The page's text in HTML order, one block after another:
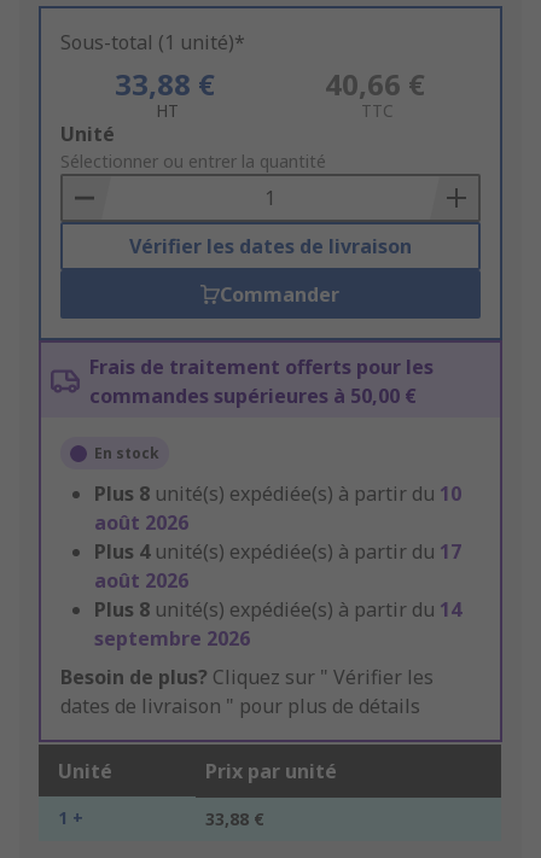
Sous-total (1 unité)*
33,88 €
HT
40,66 €
TTC
Add
to
Basket
Unité
Sélectionner ou entrer la quantité
Vérifier les dates de livraison
Commander
Frais de traitement offerts pour les
commandes supérieures à 50,00 €
En stock
Plus 8 unité(s) expédiée(s) à partir du 10
août 2026
Plus 4 unité(s) expédiée(s) à partir du 17
août 2026
Plus 8 unité(s) expédiée(s) à partir du 14
septembre 2026
Besoin de plus? Cliquez sur " Vérifier les
dates de livraison " pour plus de détails
Unité Prix par unité
1 + 33,88 €